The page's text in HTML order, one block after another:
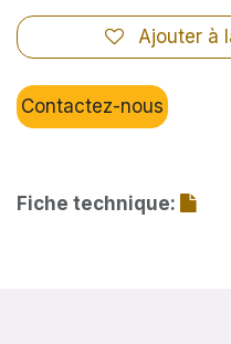
Ajouter à
Contactez-nous
Fiche technique: